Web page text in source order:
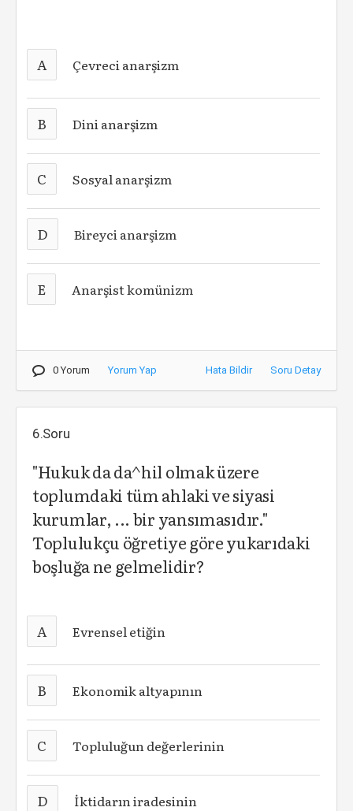
A Çevreci anarşizm
B Dini anarşizm
C Sosyal anarşizm
D Bireyci anarşizm
E Anarşist komünizm
0 Yorum Yorum Yap Hata Bildir Soru Detay
6.Soru
"Hukuk da da^hil olmak üzere
toplumdaki tüm ahlaki ve siyasi
kurumlar, ... bir yansımasıdır."
Toplulukçu öğretiye göre yukarıdaki
boşluğa ne gelmelidir?
A Evrensel etiğin
B Ekonomik altyapının
C Topluluğun değerlerinin
D İktidarın iradesinin